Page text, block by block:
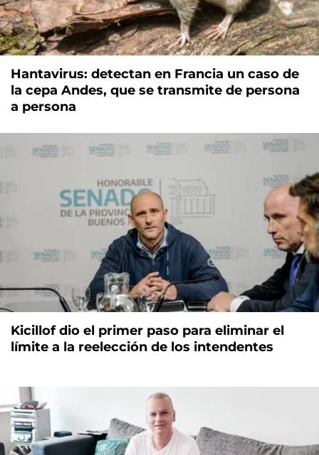
Hantavirus: detectan en Francia un caso de
la cepa Andes, que se transmite de persona
a persona
Kicillof dio el primer paso para eliminar el
límite a la reelección de los intendentes